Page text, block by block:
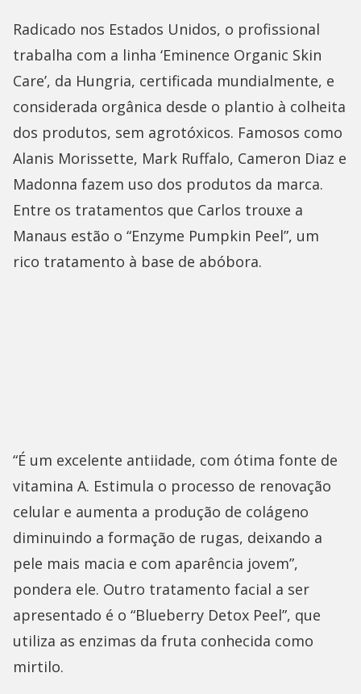
Radicado nos Estados Unidos, o profissional
trabalha com a linha ‘Eminence Organic Skin
Care’, da Hungria, certificada mundialmente, e
considerada orgânica desde o plantio à colheita
dos produtos, sem agrotóxicos. Famosos como
Alanis Morissette, Mark Ruffalo, Cameron Diaz e
Madonna fazem uso dos produtos da marca.
Entre os tratamentos que Carlos trouxe a
Manaus estão o “Enzyme Pumpkin Peel”, um
rico tratamento à base de abóbora.
“É um excelente antiidade, com ótima fonte de
vitamina A. Estimula o processo de renovação
celular e aumenta a produção de colágeno
diminuindo a formação de rugas, deixando a
pele mais macia e com aparência jovem”,
pondera ele. Outro tratamento facial a ser
apresentado é o “Blueberry Detox Peel”, que
utiliza as enzimas da fruta conhecida como
mirtilo.